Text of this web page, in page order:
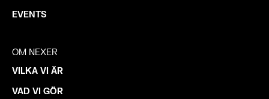
EVENTS
OM NEXER
VILKA VI ÄR
VAD VI GÖR